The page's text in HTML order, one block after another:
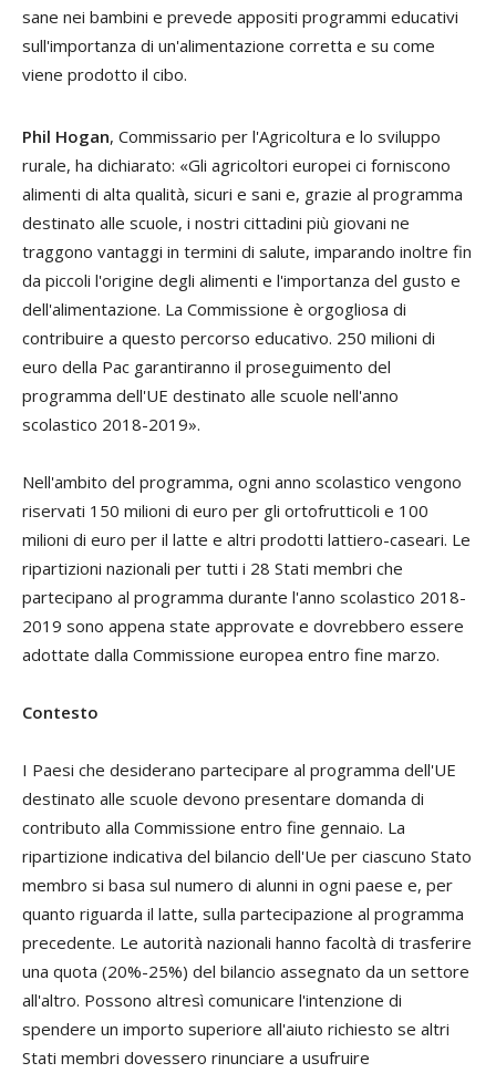
sane nei bambini e prevede appositi programmi educativi
sull'importanza di un'alimentazione corretta e su come
viene prodotto il cibo.
Phil Hogan, Commissario per l'Agricoltura e lo sviluppo
rurale, ha dichiarato: «Gli agricoltori europei ci forniscono
alimenti di alta qualità, sicuri e sani e, grazie al programma
destinato alle scuole, i nostri cittadini più giovani ne
traggono vantaggi in termini di salute, imparando inoltre fin
da piccoli l'origine degli alimenti e l'importanza del gusto e
dell'alimentazione. La Commissione è orgogliosa di
contribuire a questo percorso educativo. 250 milioni di
euro della Pac garantiranno il proseguimento del
programma dell'UE destinato alle scuole nell'anno
scolastico 2018-2019».
Nell'ambito del programma, ogni anno scolastico vengono
riservati 150 milioni di euro per gli ortofrutticoli e 100
milioni di euro per il latte e altri prodotti lattiero-caseari. Le
ripartizioni nazionali per tutti i 28 Stati membri che
partecipano al programma durante l'anno scolastico 2018-
2019 sono appena state approvate e dovrebbero essere
adottate dalla Commissione europea entro fine marzo.
Contesto
I Paesi che desiderano partecipare al programma dell'UE
destinato alle scuole devono presentare domanda di
contributo alla Commissione entro fine gennaio. La
ripartizione indicativa del bilancio dell'Ue per ciascuno Stato
membro si basa sul numero di alunni in ogni paese e, per
quanto riguarda il latte, sulla partecipazione al programma
precedente. Le autorità nazionali hanno facoltà di trasferire
una quota (20%-25%) del bilancio assegnato da un settore
all'altro. Possono altresì comunicare l'intenzione di
spendere un importo superiore all'aiuto richiesto se altri
Stati membri dovessero rinunciare a usufruire